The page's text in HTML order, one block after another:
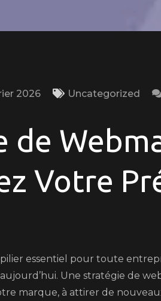
2026 Uncategorized
de
Votre
essentiel pour toute
Une stratégie de
marque, à attirer de